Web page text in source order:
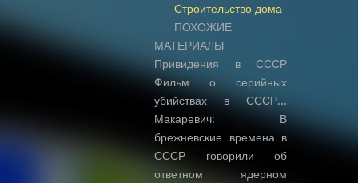
Строительство дома
ПОХОЖИЕ
МАТЕРИАЛЫ
Привидения в СССР
Фильм о серийных
убийствах в СССР...
Макаревич: В
брежневские времена в
СССР говорили об
ответном ядерном